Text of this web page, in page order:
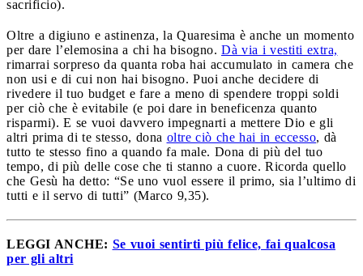
sacrificio).
Oltre a digiuno e astinenza, la Quaresima è anche un momento
per dare l’elemosina a chi ha bisogno. Dà via i vestiti extra,
rimarrai sorpreso da quanta roba hai accumulato in camera che
non usi e di cui non hai bisogno. Puoi anche decidere di
rivedere il tuo budget e fare a meno di spendere troppi soldi
per ciò che è evitabile (e poi dare in beneficenza quanto
risparmi). E se vuoi davvero impegnarti a mettere Dio e gli
altri prima di te stesso, dona oltre ciò che hai in eccesso, dà
tutto te stesso fino a quando fa male. Dona di più del tuo
tempo, di più delle cose che ti stanno a cuore. Ricorda quello
che Gesù ha detto: “Se uno vuol essere il primo, sia l’ultimo di
tutti e il servo di tutti” (Marco 9,35).
LEGGI ANCHE: Se vuoi sentirti più felice, fai qualcosa
per gli altri